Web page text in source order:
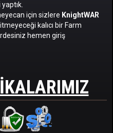
yaptık.
için sizlere KnightWAR
kalıcı bir Farm
hemen giriş